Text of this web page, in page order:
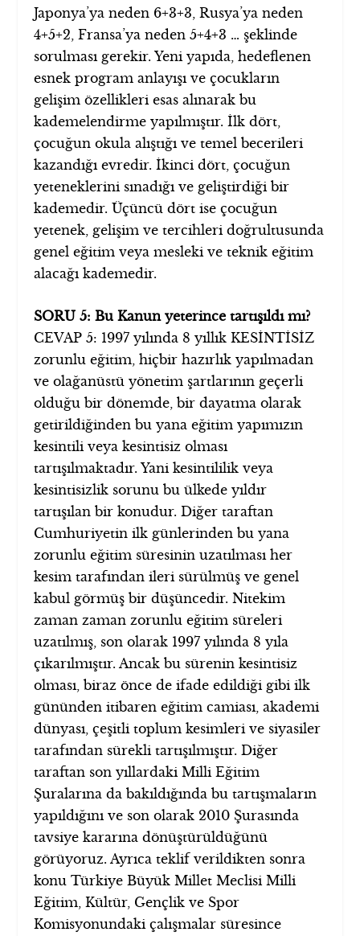
Japonya’ya neden 6+3+3, Rusya’ya neden
4+5+2, Fransa’ya neden 5+4+3 … şeklinde
sorulması gerekir. Yeni yapıda, hedeflenen
esnek program anlayışı ve çocukların
gelişim özellikleri esas alınarak bu
kademelendirme yapılmıştır. İlk dört,
çocuğun okula alıştığı ve temel becerileri
kazandığı evredir. İkinci dört, çocuğun
yeteneklerini sınadığı ve geliştirdiği bir
kademedir. Üçüncü dört ise çocuğun
yetenek, gelişim ve tercihleri doğrultusunda
genel eğitim veya mesleki ve teknik eğitim
alacağı kademedir.
SORU 5: Bu Kanun yeterince tartışıldı mı?
CEVAP 5: 1997 yılında 8 yıllık KESİNTİSİZ
zorunlu eğitim, hiçbir hazırlık yapılmadan
ve olağanüstü yönetim şartlarının geçerli
olduğu bir dönemde, bir dayatma olarak
getirildiğinden bu yana eğitim yapımızın
kesintili veya kesintisiz olması
tartışılmaktadır. Yani kesintililik veya
kesintisizlik sorunu bu ülkede yıldır
tartışılan bir konudur. Diğer taraftan
Cumhuriyetin ilk günlerinden bu yana
zorunlu eğitim süresinin uzatılması her
kesim tarafından ileri sürülmüş ve genel
kabul görmüş bir düşüncedir. Nitekim
zaman zaman zorunlu eğitim süreleri
uzatılmış, son olarak 1997 yılında 8 yıla
çıkarılmıştır. Ancak bu sürenin kesintisiz
olması, biraz önce de ifade edildiği gibi ilk
gününden itibaren eğitim camiası, akademi
dünyası, çeşitli toplum kesimleri ve siyasiler
tarafından sürekli tartışılmıştır. Diğer
taraftan son yıllardaki Milli Eğitim
Şuralarına da bakıldığında bu tartışmaların
yapıldığını ve son olarak 2010 Şurasında
tavsiye kararına dönüştürüldüğünü
görüyoruz. Ayrıca teklif verildikten sonra
konu Türkiye Büyük Millet Meclisi Milli
Eğitim, Kültür, Gençlik ve Spor
Komisyonundaki çalışmalar süresince